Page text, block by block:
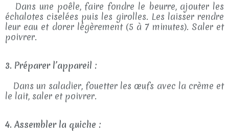
Dans une poêle, faire fondre le beurre, ajouter les
échalotes ciselées puis les girolles. Les laisser rendre
leur eau et dorer légèrement (5 à 7 minutes). Saler et
poivrer.
3. Préparer l’appareil :
Dans un saladier, fouetter les œufs avec la crème et
le lait, saler et poivrer.
4. Assembler la quiche :